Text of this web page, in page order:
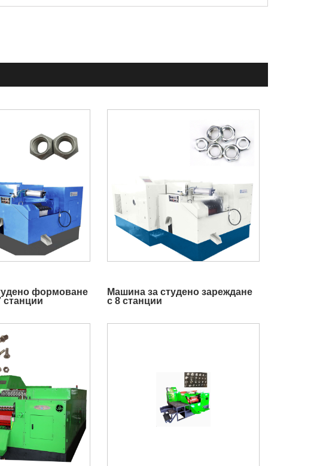
формоване
станции
Машина за студено зареждане
с 8 станции